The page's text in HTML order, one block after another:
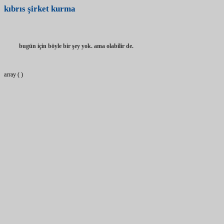
kıbrıs şirket kurma
bugün için böyle bir şey yok. ama olabilir de.
array ( )